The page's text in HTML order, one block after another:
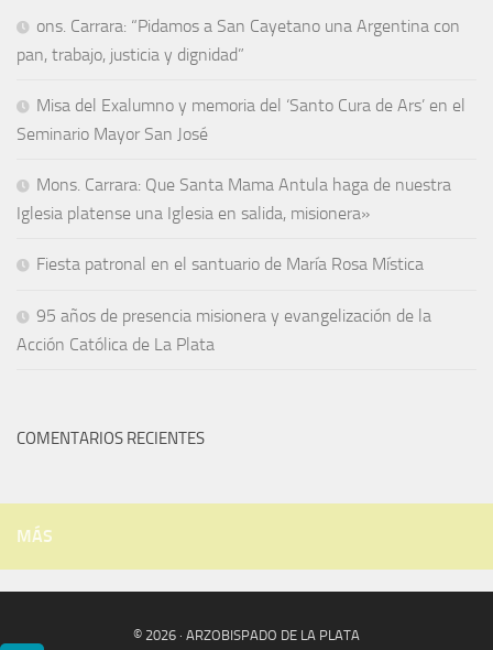
ons. Carrara: “Pidamos a San Cayetano una Argentina con
pan, trabajo, justicia y dignidad”
Misa del Exalumno y memoria del ‘Santo Cura de Ars’ en el
Seminario Mayor San José
Mons. Carrara: Que Santa Mama Antula haga de nuestra
Iglesia platense una Iglesia en salida, misionera»
Fiesta patronal en el santuario de María Rosa Mística
95 años de presencia misionera y evangelización de la
Acción Católica de La Plata
COMENTARIOS RECIENTES
MÁS
© 2026 · ARZOBISPADO DE LA PLATA